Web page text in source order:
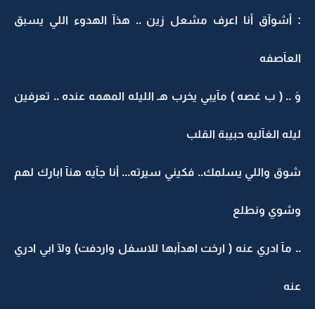
: أشوآق أنا اعرف مشعل زين .. هذآ الهدوء اللي يسبق
العآصفه
وَ .. ( ب غصه ) مآيبي يخرب هـ الليله المهمه عنده .. تعرفين
ليله الغآليه حبيبة القلب
شوق واللي يسلمك.. فكيني سيرته... أنا جآيه هنآ ابارك لهم
وشوي ونطلع
.. مآ ادري عنه ( ارخت اهدآبها للاسفل واردفت) ولآ ابي ادري
عنه